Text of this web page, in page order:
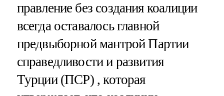
правление без создания коалиции
всегда оставалось главной
предвыборной мантрой Партии
справедливости и развития
Турции (ПСР) , которая